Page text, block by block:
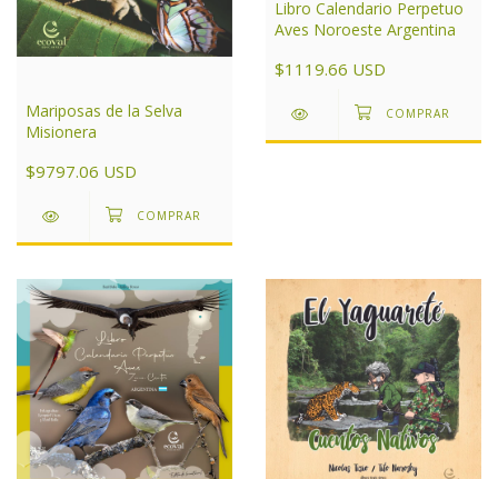
Mariposas de la Selva
Misionera
$9797.06 USD
Libro Calendario Perpetuo
Aves Noroeste Argentina
$1119.66 USD